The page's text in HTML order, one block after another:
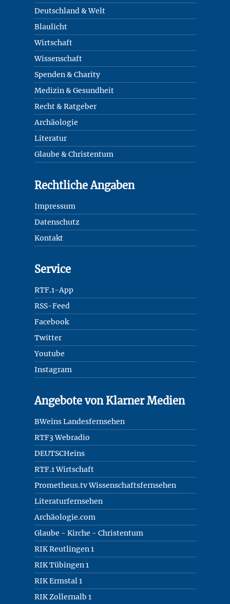
Deutschland & Welt
Blaulicht
Wirtschaft
Wissenschaft
Spenden & Charity
Medizin & Gesundheit
Recht & Ratgeber
Archäologie
Literatur
Glaube & Christentum
Rechtliche Angaben
Impressum
Datenschutz
Kontakt
Service
RTF.1-App
RSS-Feed
Facebook
Twitter
Youtube
Instagram
Angebote von Klarner Medien
BWeins Landesfernsehen
RTF3 Webradio
DEUTSCHeins
RTF.1 Wirtschaft
Prometheus.tv Wissenschaftsfernsehen
Literaturfernsehen
Archäologie.com
Glaube - Kirche - Christentum
RIK Reutlingen 1
RIK Tübingen 1
RIK Ermstal 1
RIK Zollernalb 1